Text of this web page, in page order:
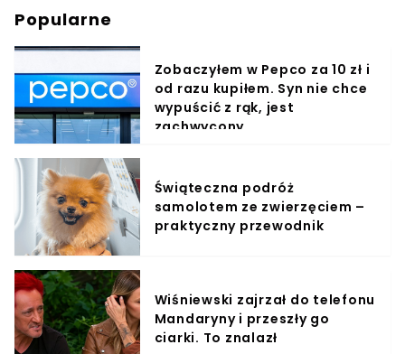
Popularne
Zobaczyłem w Pepco za 10 zł i
od razu kupiłem. Syn nie chce
wypuścić z rąk, jest
zachwycony
Świąteczna podróż
samolotem ze zwierzęciem –
praktyczny przewodnik
Wiśniewski zajrzał do telefonu
Mandaryny i przeszły go
ciarki. To znalazł